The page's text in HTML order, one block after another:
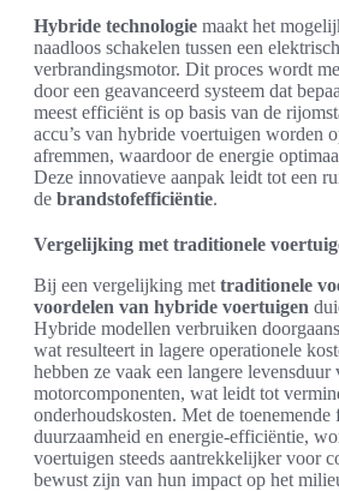
Hybride technologie maakt het
naadloos schakelen tussen een
verbrandingsmotor. Dit proces wordt
door een geavanceerd systeem dat
meest efficiënt is op basis van de
accu’s van hybride voertuigen worden
afremmen, waardoor de energie
Deze innovatieve aanpak leidt tot een
de brandstofefficiëntie.
Vergelijking met traditionele
Bij een vergelijking met traditionele
voordelen van hybride voertuigen
Hybride modellen verbruiken
wat resulteert in lagere operationele
hebben ze vaak een langere levensduur
motorcomponenten, wat leidt tot
onderhoudskosten. Met de toenemende
duurzaamheid en energie-efficiëntie,
voertuigen steeds aantrekkelijker voor
bewust zijn van hun impact op het